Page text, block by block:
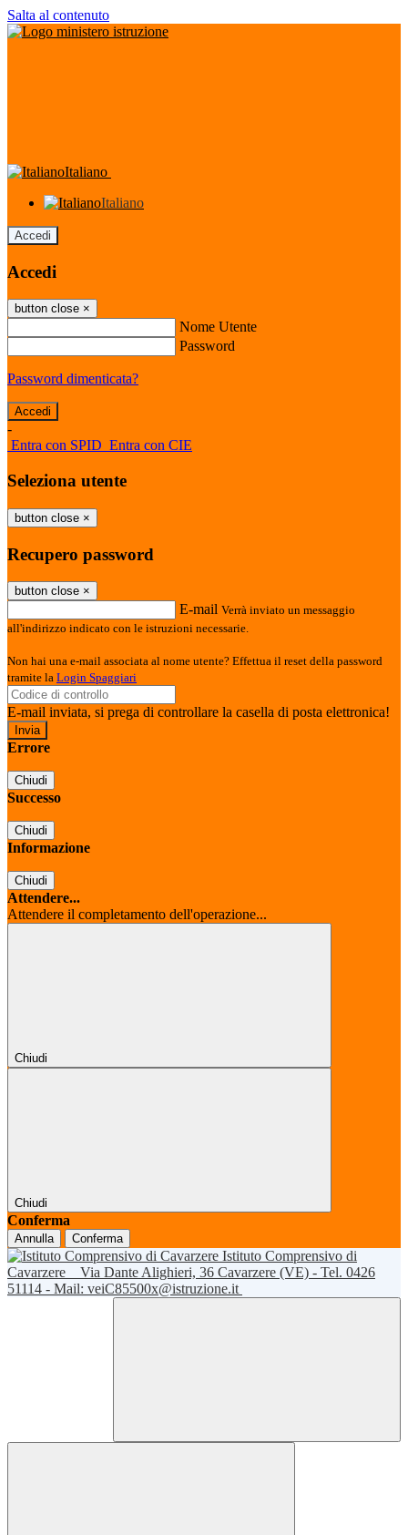
Salta al contenuto
Italiano
Italiano
Accedi
Accedi
button close ×
Nome Utente
Password
Password dimenticata?
-
Entra con SPID Entra con CIE
Seleziona utente
button close ×
Recupero password
button close ×
E-mail Verrà inviato un messaggio
all'indirizzo indicato con le istruzioni necessarie.
Non hai una e-mail associata al nome utente? Effettua il reset della password
tramite la Login Spaggiari
E-mail inviata, si prega di controllare la casella di posta elettronica!
Errore
Chiudi
Successo
Chiudi
Informazione
Chiudi
Attendere...
Attendere il completamento dell'operazione...
Chiudi
Chiudi
Conferma
Annulla Conferma
Istituto Comprensivo di
Cavarzere
Via Dante Alighieri, 36 Cavarzere (VE) - Tel. 0426
51114 - Mail: veiC85500x@istruzione.it